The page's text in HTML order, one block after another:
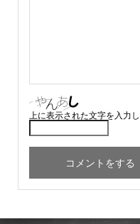
上に表示された文字を入力し